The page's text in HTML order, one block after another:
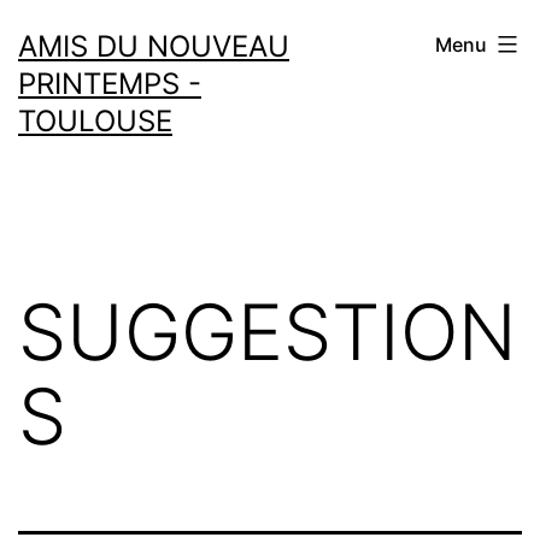
au
contenu
AMIS DU NOUVEAU
PRINTEMPS -
TOULOUSE
Menu
SUGGESTION
S